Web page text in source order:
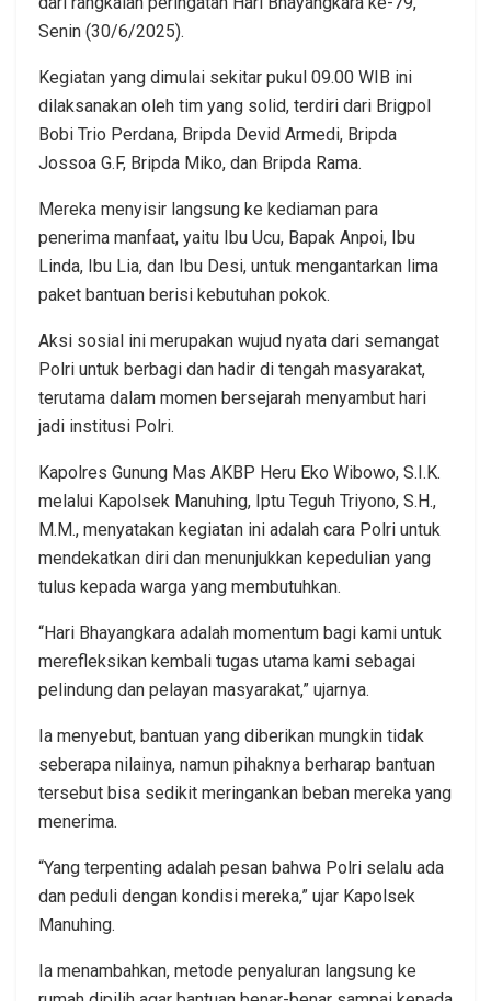
Senin (30/6/2025).
Kegiatan yang dimulai sekitar pukul 09.00 WIB ini
dilaksanakan oleh tim yang solid, terdiri dari Brigpol
Bobi Trio Perdana, Bripda Devid Armedi, Bripda
Jossoa G.F, Bripda Miko, dan Bripda Rama.
Mereka menyisir langsung ke kediaman para
penerima manfaat, yaitu Ibu Ucu, Bapak Anpoi, Ibu
Linda, Ibu Lia, dan Ibu Desi, untuk mengantarkan lima
paket bantuan berisi kebutuhan pokok.
Aksi sosial ini merupakan wujud nyata dari semangat
Polri untuk berbagi dan hadir di tengah masyarakat,
terutama dalam momen bersejarah menyambut hari
jadi institusi Polri.
Kapolres Gunung Mas AKBP Heru Eko Wibowo, S.I.K.
melalui Kapolsek Manuhing, Iptu Teguh Triyono, S.H.,
M.M., menyatakan kegiatan ini adalah cara Polri untuk
mendekatkan diri dan menunjukkan kepedulian yang
tulus kepada warga yang membutuhkan.
“Hari Bhayangkara adalah momentum bagi kami untuk
merefleksikan kembali tugas utama kami sebagai
pelindung dan pelayan masyarakat,” ujarnya.
Ia menyebut, bantuan yang diberikan mungkin tidak
seberapa nilainya, namun pihaknya berharap bantuan
tersebut bisa sedikit meringankan beban mereka yang
menerima.
“Yang terpenting adalah pesan bahwa Polri selalu ada
dan peduli dengan kondisi mereka,” ujar Kapolsek
Manuhing.
Ia menambahkan, metode penyaluran langsung ke